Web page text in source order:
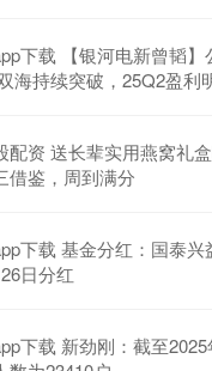
下载 【银河电新曾韬
海持续突破，25Q2盈利
配资 送长辈实用燕窝礼
借鉴，周到满分
下载 基金分红：国泰兴
日分红
下载 新劲刚：截至